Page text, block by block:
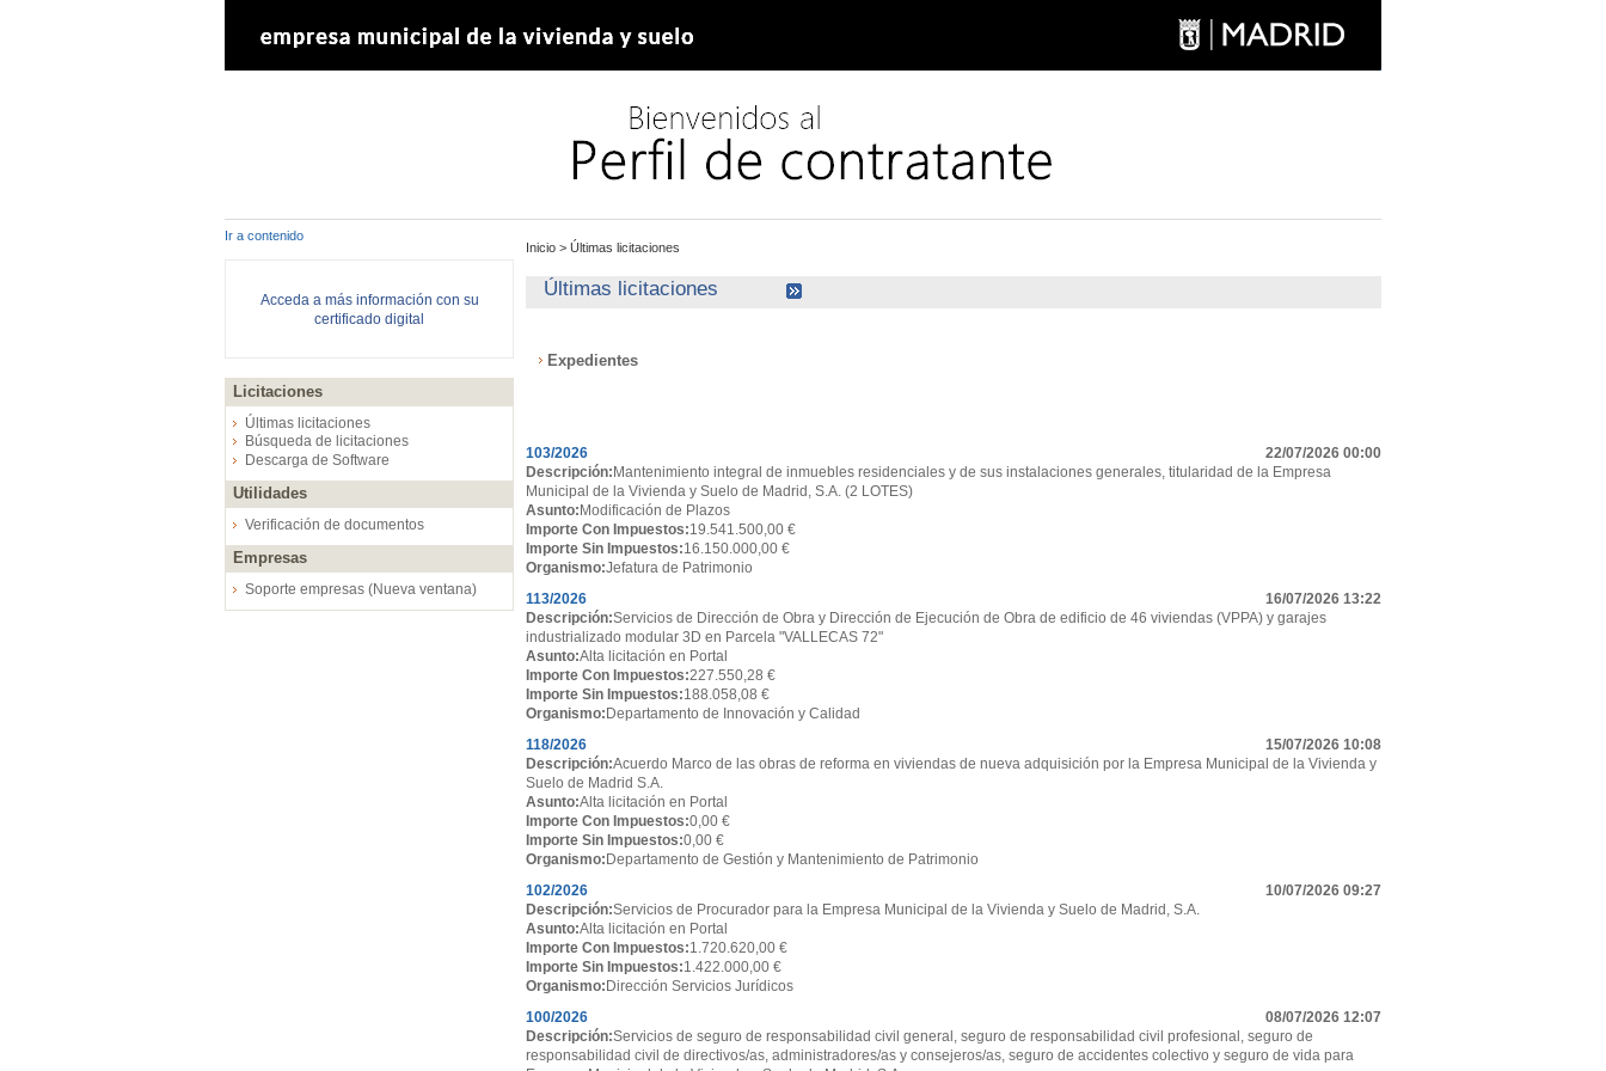
Ir a contenido
Acceda a más información con su
certificado digital
Licitaciones
Últimas licitaciones
Búsqueda de licitaciones
Descarga de Software
Utilidades
Verificación de documentos
Empresas
Soporte empresas (Nueva ventana)
Inicio > Últimas licitaciones
Últimas licitaciones
Expedientes
22/07/2026 00:00
103/2026
Descripción: Mantenimiento integral de inmuebles residenciales y de sus instalaciones generales, titularidad de la Empresa
Municipal de la Vivienda y Suelo de Madrid, S.A. (2 LOTES)
Asunto: Modificación de Plazos
Importe Con Impuestos:19.541.500,00 €
Importe Sin Impuestos:16.150.000,00 €
Organismo:Jefatura de Patrimonio
16/07/2026 13:22
113/2026
Descripción:Servicios de Dirección de Obra y Dirección de Ejecución de Obra de edificio de 46 viviendas (VPPA) y garajes
industrializado modular 3D en Parcela "VALLECAS 72"
Asunto:Alta licitación en Portal
Importe Con Impuestos:227.550,28 €
Importe Sin Impuestos:188.058,08 €
Organismo: Departamento de Innovación y Calidad
15/07/2026 10:08
118/2026
Descripción:Acuerdo Marco de las obras de reforma en viviendas de nueva adquisición por la Empresa Municipal de la Vivienda y
Suelo de Madrid S.A.
Asunto:Alta licitación en Portal
Importe Con Impuestos:0,00 €
Importe Sin Impuestos:0,00 €
Organismo: Departamento de Gestión y Mantenimiento de Patrimonio
10/07/2026 09:27
102/2026
Descripción:Servicios de Procurador para la Empresa Municipal de la Vivienda y Suelo de Madrid, S.A.
Asunto:Alta licitación en Portal
Importe Con Impuestos:1.720.620,00 €
Importe Sin Impuestos:1.422.000,00 €
Organismo: Dirección Servicios Jurídicos
08/07/2026 12:07
100/2026
Descripción:Servicios de seguro de responsabilidad civil general, seguro de responsabilidad civil profesional, seguro de
responsabilidad civil de directivos/as, administradores/as y consejeros/as, seguro de accidentes colectivo y seguro de vida para